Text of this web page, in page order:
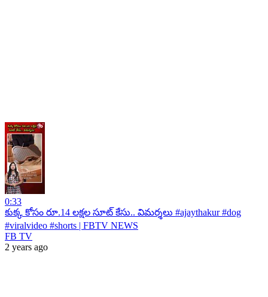
0:33
కుక్క కోసం రూ.14 లక్షల సూట్ కేసు.. విమర్శలు #ajaythakur #dog
#viralvideo #shorts | FBTV NEWS
FB TV
2 years ago